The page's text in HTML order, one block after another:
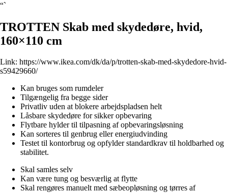
“`
TROTTEN Skab med skydedøre, hvid,
160×110 cm
Link: https://www.ikea.com/dk/da/p/trotten-skab-med-skydedore-hvid-
s59429660/
Kan bruges som rumdeler
Tilgængelig fra begge sider
Privatliv uden at blokere arbejdspladsen helt
Låsbare skydedøre for sikker opbevaring
Flytbare hylder til tilpasning af opbevaringsløsning
Kan sorteres til genbrug eller energiudvinding
Testet til kontorbrug og opfylder standardkrav til holdbarhed og
stabilitet.
Skal samles selv
Kan være tung og besværlig at flytte
Skal rengøres manuelt med sæbeopløsning og tørres af